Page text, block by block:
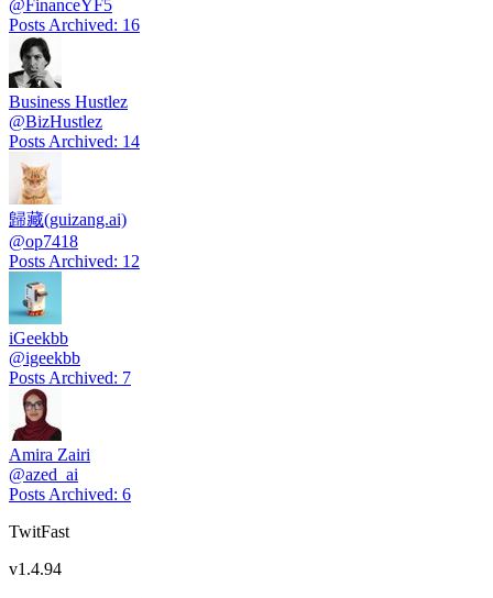
@ FinanceYF5
Posts Archived: 16
Business Hustlez
@BizHustlez
Posts Archived: 14
歸藏(guizang.ai)
@op7418
Posts Archived: 12
iGeekbb
@igeekbb
Posts Archived: 7
Amira Zairi
@azed_ai
Posts Archived: 6
TwitFast
v1.4.94